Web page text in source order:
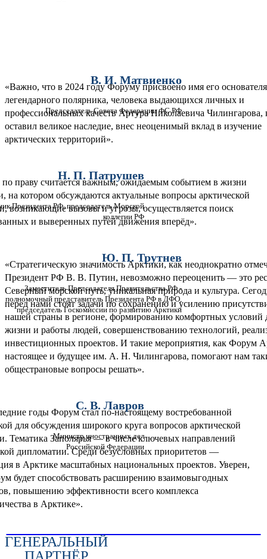
В. И. Матвиенко
Председатель Совета Федерации ФС РФ
«Важно, что в 2024 году Форуму присвоено имя его
легендарного полярника, человека выдающихся личных и
профессиональных качеств Артура Николаевича Чилингарова,
оставил великое наследие, внес неоценимый вклад в изучение
арктических территорий».
Н. П. Патрушев
Президента РФ, председатель Морской
коллегии РФ
праву считается важным, ожидаемым событием в жизни
на котором обсуждаются актуальные вопросы арктической
возникающие вызовы и угрозы, осуществляется поиск
и выверенных путей движения вперёд».
Ю. П. Трутнев
Заместитель Председателя Правительства РФ -
полномочный представитель Президента РФ в ДФО,
председатель Госкомиссии по развитию Арктики
«Стратегическую значимость Арктики, как неоднократно
Президент РФ В. В. Путин, невозможно переоценить — это
Северный морской путь, уникальная природа и культура.
перед нами стоят задачи по сохранению и усилению
нашей страны в регионе, формированию комфортных условий
жизни и работы людей, совершенствованию технологий,
инвестиционных проектов. И такие мероприятия, как Форум
настоящее и будущее им. А. Н. Чилингарова, помогают нам
общестрановые вопросы решать».
С. В. Лавров
Министр иностранных дел
Российской Федерации
годы Форум стал по-настоящему востребованной
для обсуждения широкого круга вопросов арктической
Тематика Заполярья — в числе ключевых направлений
дипломатии. Среди безусловных приоритетов —
в Арктике масштабных национальных проектов. Уверен,
будет способствовать расширению взаимовыгодных
повышению эффективности всего комплекса
в Арктике».
ГЕНЕРАЛЬНЫЙ
ПАРТНЁР